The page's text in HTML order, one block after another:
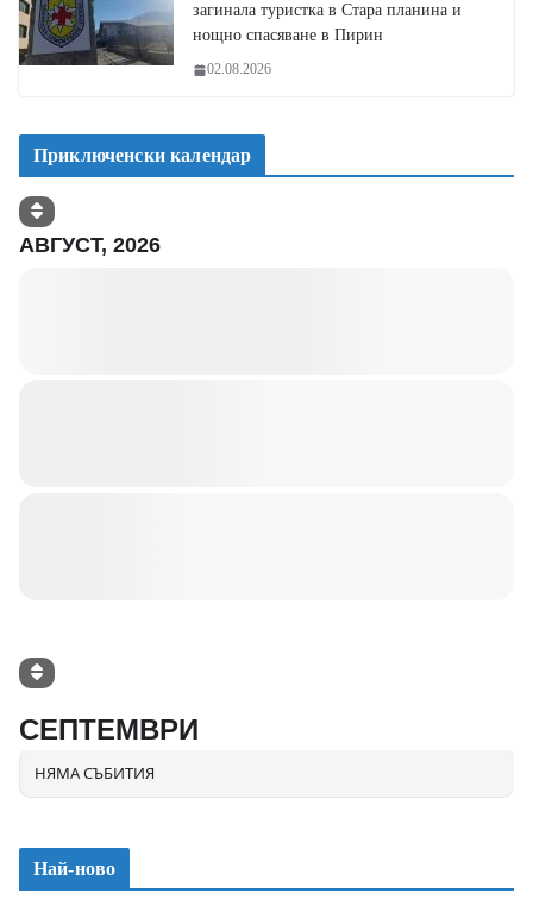
загинала туристка в Стара планина и
нощно спасяване в Пирин
02.08.2026
Приключенски календар
АВГУСТ, 2026
СЕПТЕМВРИ
НЯМА СЪБИТИЯ
Най-ново